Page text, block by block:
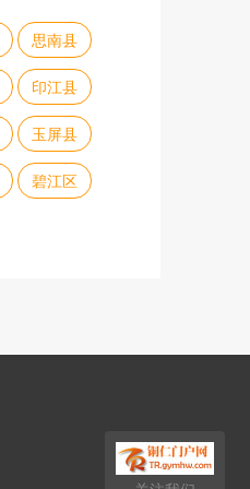
思南县
印江县
玉屏县
碧江区